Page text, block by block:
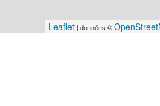
Leaflet | données ©